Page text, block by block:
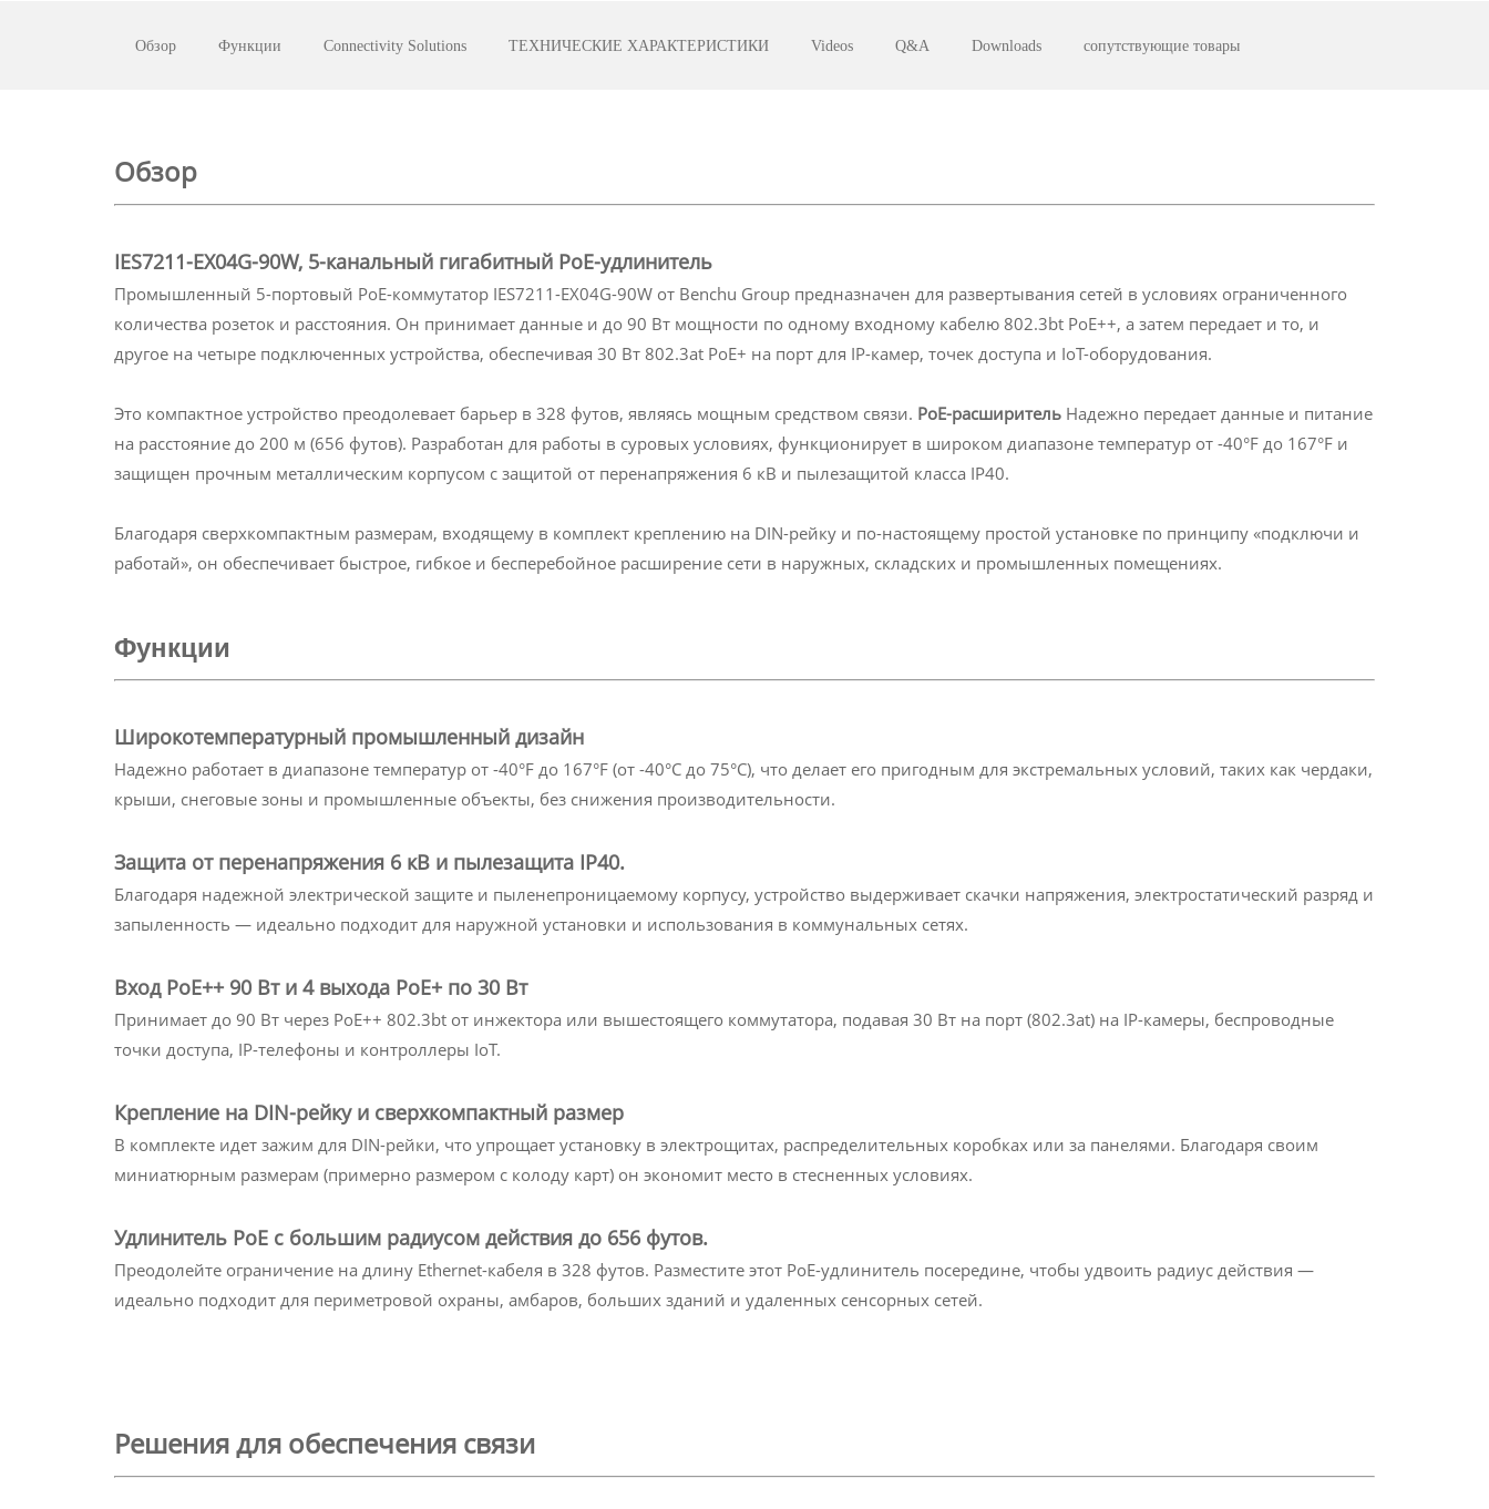
Обзор Функции Connectivity Solutions ТЕХНИЧЕСКИЕ ХАРАКТЕРИСТИКИ Videos Q&A Downloads сопутствующие товары
Обзор
IES7211-EX04G-90W, 5-канальный гигабитный PoE-удлинитель
Промышленный 5-портовый PoE-коммутатор IES7211-EX04G-90W от Benchu ​​Group предназначен для развертывания сетей в условиях ограниченного
количества розеток и расстояния. Он принимает данные и до 90 Вт мощности по одному входному кабелю 802.3bt PoE++, а затем передает и то, и
другое на четыре подключенных устройства, обеспечивая 30 Вт 802.3at PoE+ на порт для IP-камер, точек доступа и IoT-оборудования.
Это компактное устройство преодолевает барьер в 328 футов, являясь мощным средством связи. PoE-расширитель Надежно передает данные и питание
на расстояние до 200 м (656 футов). Разработан для работы в суровых условиях, функционирует в широком диапазоне температур от -40°F до 167°F и
защищен прочным металлическим корпусом с защитой от перенапряжения 6 кВ и пылезащитой класса IP40.
Благодаря сверхкомпактным размерам, входящему в комплект креплению на DIN-рейку и по-настоящему простой установке по принципу «подключи и
работай», он обеспечивает быстрое, гибкое и бесперебойное расширение сети в наружных, складских и промышленных помещениях.
Функции
Широкотемпературный промышленный дизайн
Надежно работает в диапазоне температур от -40°F до 167°F (от -40°C до 75°C), что делает его пригодным для экстремальных условий, таких как чердаки,
крыши, снеговые зоны и промышленные объекты, без снижения производительности.
Защита от перенапряжения 6 кВ и пылезащита IP40.
Благодаря надежной электрической защите и пыленепроницаемому корпусу, устройство выдерживает скачки напряжения, электростатический разряд и
запыленность — идеально подходит для наружной установки и использования в коммунальных сетях.
Вход PoE++ 90 Вт и 4 выхода PoE+ по 30 Вт
Принимает до 90 Вт через PoE++ 802.3bt от инжектора или вышестоящего коммутатора, подавая 30 Вт на порт (802.3at) на IP-камеры, беспроводные
точки доступа, IP-телефоны и контроллеры IoT.
Крепление на DIN-рейку и сверхкомпактный размер
В комплекте идет зажим для DIN-рейки, что упрощает установку в электрощитах, распределительных коробках или за панелями. Благодаря своим
миниатюрным размерам (примерно размером с колоду карт) он экономит место в стесненных условиях.
Удлинитель PoE с большим радиусом действия до 656 футов.
Преодолейте ограничение на длину Ethernet-кабеля в 328 футов. Разместите этот PoE-удлинитель посередине, чтобы удвоить радиус действия —
идеально подходит для периметровой охраны, амбаров, больших зданий и удаленных сенсорных сетей.
Решения для обеспечения связи